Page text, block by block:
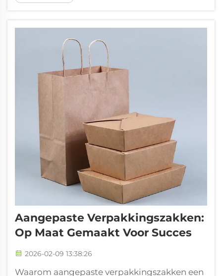
ondermijnen. Koerierverpakkingszakken van
tijdens het verzenden. De zwakke sluitingen
barsten vaak wanneer de...
Aangepaste Verpakkingszakken:
Op Maat Gemaakt Voor Succes
2026-02-09 13:38:26
Waarom aangepaste verpakkingszakken een